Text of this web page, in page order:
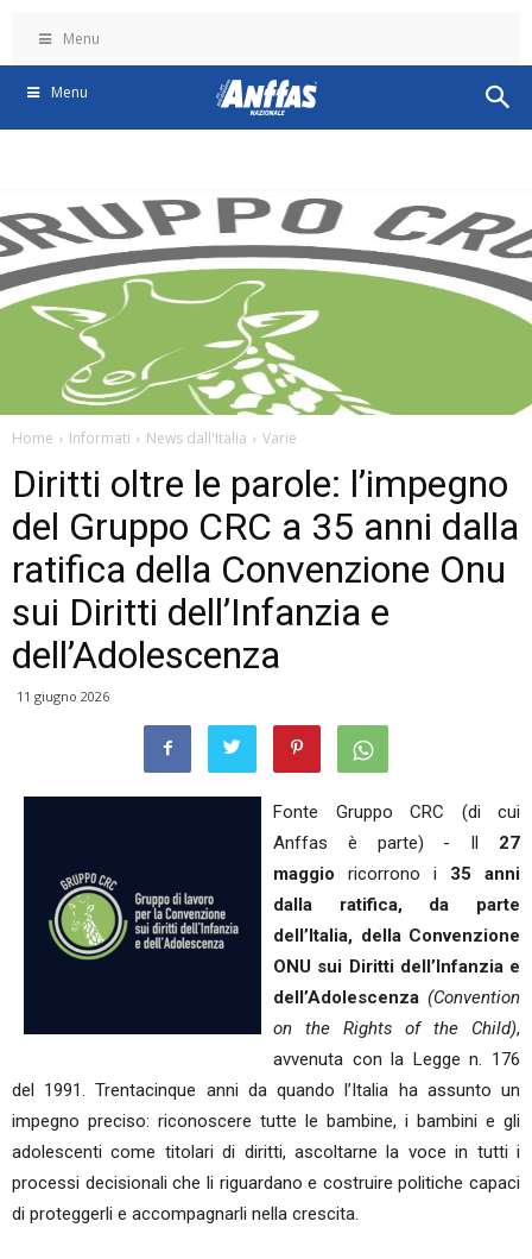
Menu
Menu
Home Informati News dall'Italia Varie
Diritti oltre le parole: l’impegno
del Gruppo CRC a 35 anni dalla
ratifica della Convenzione Onu
sui Diritti dell’Infanzia e
dell’Adolescenza
11 giugno 2026
Fonte Gruppo CRC (di cui
Anffas è parte) - Il 27
maggio ricorrono i 35 anni
dalla ratifica, da parte
dell’Italia, della Convenzione
ONU sui Diritti dell’Infanzia e
dell’Adolescenza (Convention
on the Rights of the Child),
avvenuta con la Legge n. 176
del 1991. Trentacinque anni da quando l’Italia ha assunto un
impegno preciso: riconoscere tutte le bambine, i bambini e gli
adolescenti come titolari di diritti, ascoltarne la voce in tutti i
processi decisionali che li riguardano e costruire politiche capaci
di proteggerli e accompagnarli nella crescita.